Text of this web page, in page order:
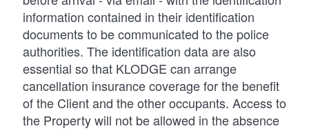
information contained in their identification
documents to be communicated to the police
authorities. The identification data are also
essential so that KLODGE can arrange
cancellation insurance coverage for the benefit
of the Client and the other occupants. Access to
the Property will not be allowed in the absence